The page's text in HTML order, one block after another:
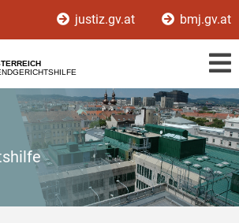
justiz.gv.at bmj.gv.at